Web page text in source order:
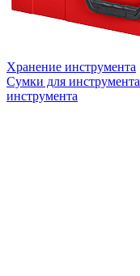
Хранение инструмента
Сумки для инструмента
инструмента